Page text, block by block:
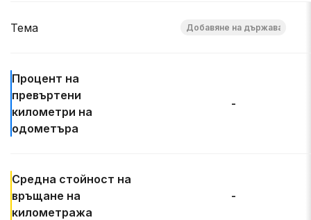
Тема
Процент на
превъртени
километри на
одометъра
-
Средна стойност на
връщане на
километража
-